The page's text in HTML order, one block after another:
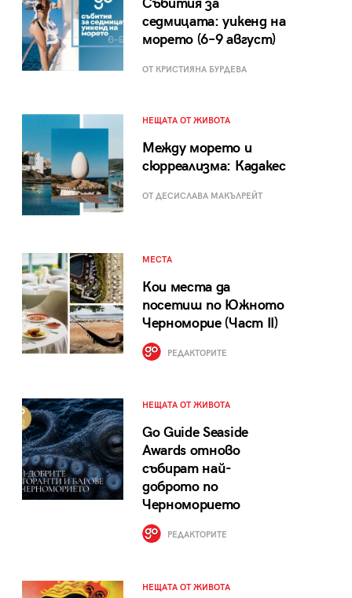
седмицата: уикенд на
морето (6–9 август)
ОТ КРИСТИЯНА БУРДЕВА
НЕЩАТА ОТ ЖИВОТА
Между морето и
сюрреализма: Кадакес
ОТ ДЕСИСЛАВА МАКЪЛРЕЙТ
МЕСТА
Кои места да
посетиш по Южното
Черноморие (Част II)
РЕДАКТОРИТЕ
НЕЩАТА ОТ ЖИВОТА
Go Guide Seaside
Awards отново
събират най-
доброто по
Черноморието
РЕДАКТОРИТЕ
НЕЩАТА ОТ ЖИВОТА